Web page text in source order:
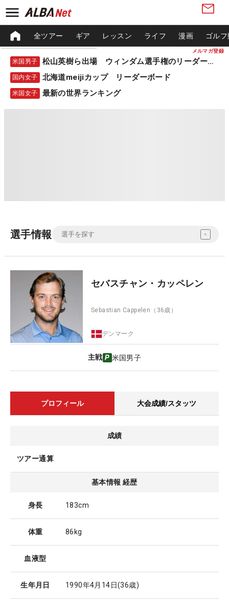
メルマガ登録
全ツアー ギア レッスン ライフ 漫画 ゴル
米国男子 松山英樹ら出場 ウィンダム選手権のリーダーボード
国内女子 北海道meijiカップ リーダーボード
米国女子 最新の世界ランキング
選手情報
セバスチャン・カッペレン
Sebastian Cappelen （36歳）
デンマーク
主戦 米国男子
プロフィール 大会成績/スタッツ
成績
ツアー通算
基本情報 経歴
身長 183cm
体重 86kg
血液型
生年月日 1990年4月14日(36歳)